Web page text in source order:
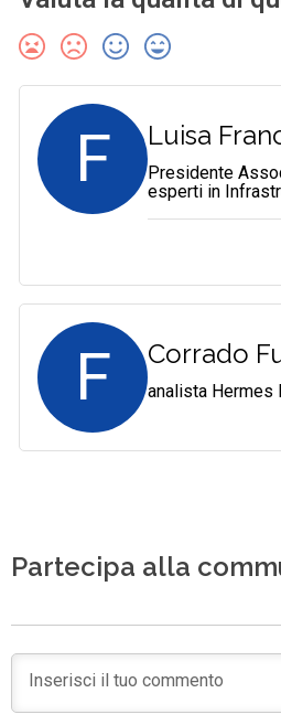
F Luisa
Presidente
esperti in
F Corrado
analista Hermes
Partecipa alla